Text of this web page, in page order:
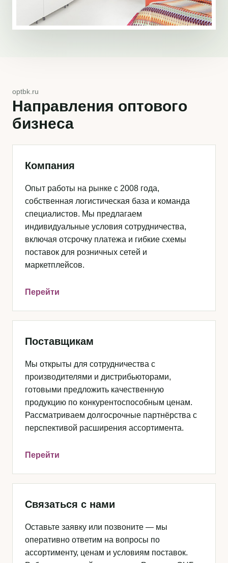
optbk.ru
Направления оптового
бизнеса
Компания
Опыт работы на рынке с 2008 года,
собственная логистическая база и команда
специалистов. Мы предлагаем
индивидуальные условия сотрудничества,
включая отсрочку платежа и гибкие схемы
поставок для розничных сетей и
маркетплейсов.
Перейти
Поставщикам
Мы открыты для сотрудничества с
производителями и дистрибьюторами,
готовыми предложить качественную
продукцию по конкурентоспособным ценам.
Рассматриваем долгосрочные партнёрства с
перспективой расширения ассортимента.
Перейти
Связаться с нами
Оставьте заявку или позвоните — мы
оперативно ответим на вопросы по
ассортименту, ценам и условиям поставок.